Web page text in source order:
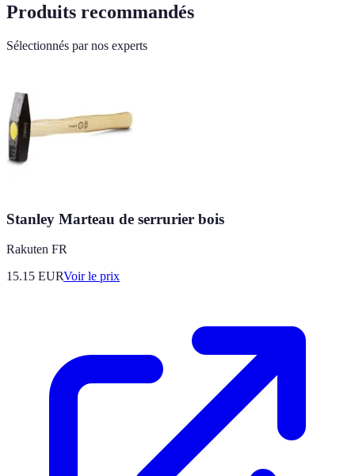
Produits recommandés
Sélectionnés par nos experts
Stanley Marteau de serrurier bois
Rakuten FR
15.15 EURVoir le prix